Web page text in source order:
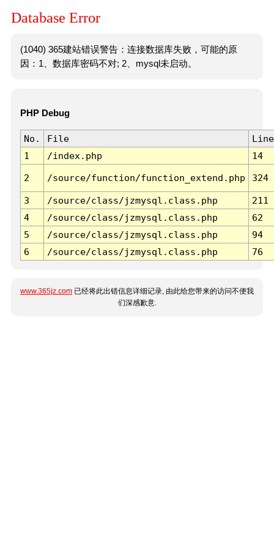
Database Error
(1040) 365建站错误警告：连接数据库失败，可能的原
因：1、数据库密码不对; 2、mysql未启动。
PHP Debug
No. File
Line
1
/index.php 14
2 /source/function/function_extend.php 324
3 /source/class/jzmysql.class.php
211
4
/source/class/jzmysql.class.php
62
5
/source/class/jzmysql.class.php
94
6
/source/class/jzmysql.class.php 76
www.365jz.com 已经将此出错信息详细记录, 由此给您带来的访问不便我
们深感歉意.